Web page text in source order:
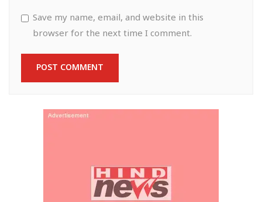
Save my name, email, and website in this
browser for the next time I comment.